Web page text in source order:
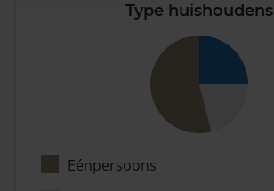
Type huishoudens
Eénpersoons